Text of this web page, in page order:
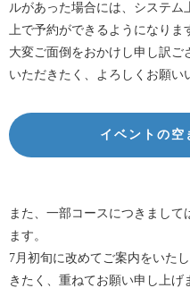
ルがあった場合には、システ
上で予約ができるようになりま
大変ご面倒をおかけし申し訳
いただきたく、よろしくお願い
イベントの空
また、一部コースにつきまして
ます。
7月初旬に改めてご案内をいた
きたく、重ねてお願い申し上げ